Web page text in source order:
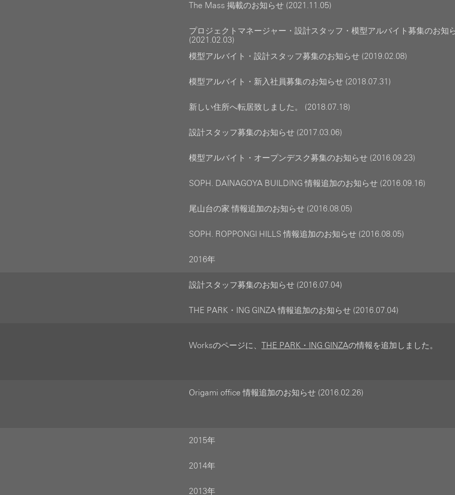
The Mass 掲載のお知らせ (2021.11.05)
プロジェクトマネージャー・設計スタッフ・模型アルバイト募集のお知
(2021.02.03)
模型アルバイト・設計スタッフ募集のお知らせ (2019.02.08)
模型アルバイト・新入社員募集のお知らせ (2018.07.31)
新しい住所へ転居致しました。 (2018.07.18)
設計スタッフ募集のお知らせ (2017.03.06)
模型アルバイト・オープンデスク募集のお知らせ (2016.09.23)
SOPH. DAINAGOYA BUILDING 情報追加のお知らせ (2016.09.16)
尾山台の家 情報追加のお知らせ (2016.08.05)
SOPH. ROPPONGI HILLS 情報追加のお知らせ (2016.08.05)
2016年
設計スタッフ募集のお知らせ (2016.07.04)
THE PARK・ING GINZA 情報追加のお知らせ (2016.07.04)
Worksのページに、 THE PARK・ING GINZAの情報を追加しました。
Origami office 情報追加のお知らせ (2016.02.26)
2015年
2014年
2013年